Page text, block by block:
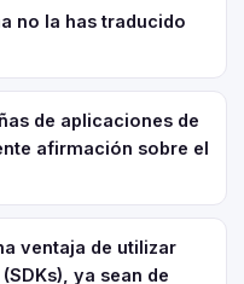
no la has traducido
de aplicaciones de
afirmación sobre el
ventaja de utilizar
ya sean de